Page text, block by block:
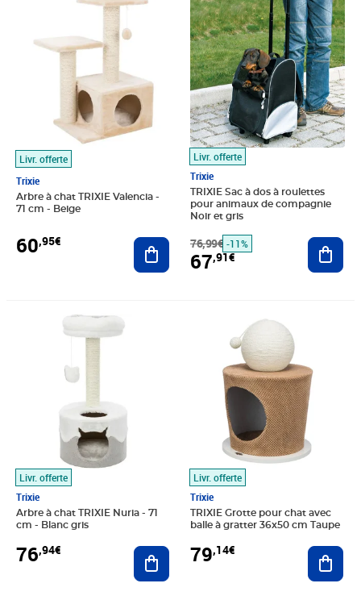
Livr. offerte
Trixie
Arbre à chat TRIXIE Valencia -
71 cm - Beige
60,95€ Ajouter au panier
Livr. offerte
Trixie
TRIXIE Sac à dos à roulettes
pour animaux de compagnie
Noir et gris
76,99€ -11%
67,91€
Livr. offerte
Trixie
Arbre à chat TRIXIE Nuria - 71
cm - Blanc gris
76,94€
Prix 76,94€
Ajouter au panier
Livr. offerte
Trixie
TRIXIE Grotte pour chat avec
balle à gratter 36x50 cm Taupe
79,14€